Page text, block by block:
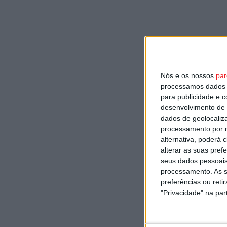
Nós e os nossos
processamos
para publicidade e
desenvolvimento de
dados de
processamento por
alternativa, poderá
alterar as suas
seus dados
processamento. As
preferências ou
"Privacidade" na